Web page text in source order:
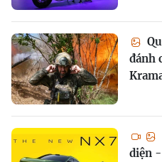
đánh
diện -